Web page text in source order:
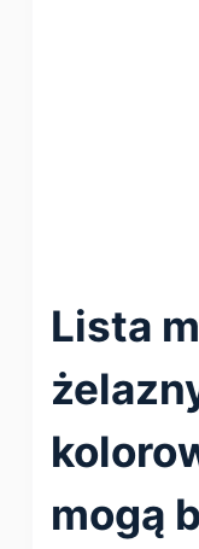
Lista
mogą